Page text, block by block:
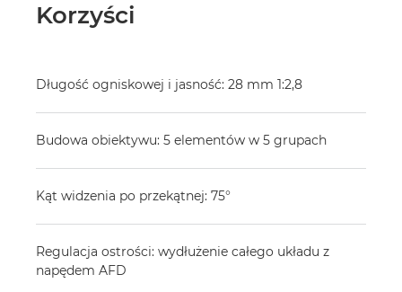
Korzyści
Długość ogniskowej i jasność: 28 mm 1:2,8
Budowa obiektywu: 5 elementów w 5 grupach
Kąt widzenia po przekątnej: 75°
Regulacja ostrości: wydłużenie całego układu z
napędem AFD